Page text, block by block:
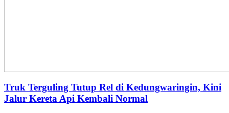
Truk Terguling Tutup Rel di Kedungwaringin, Kini
Jalur Kereta Api Kembali Normal